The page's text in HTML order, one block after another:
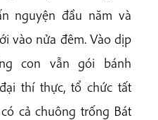
nguyện đầu năm và
vào nửa đêm. Vào dịp
con vẫn gói bánh
thí thực, tổ chức tất
cả chuông trống Bát